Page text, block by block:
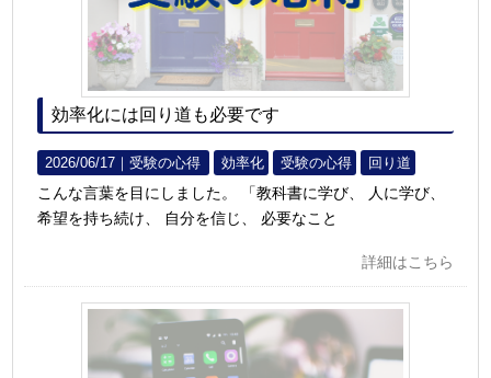
効率化には回り道も必要です
2026/06/17｜受験の心得 効率化 受験の心得 回り道
こんな言葉を目にしました。 「教科書に学び、 人に学び、
希望を持ち続け、 自分を信じ、 必要なこと
詳細はこちら